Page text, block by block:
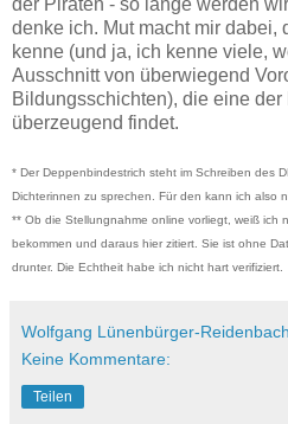
der Piraten - so lange werden
denke ich. Mut macht mir
kenne (und ja, ich kenne viele,
Ausschnitt von überwiegend
Bildungsschichten), die eine
überzeugend findet.
* Der Deppenbindestrich steht im Schreiben des
Dichterinnen zu sprechen. Für den kann ich also
** Ob die Stellungnahme online vorliegt, weiß ich
bekommen und daraus hier zitiert. Sie ist ohne
drunter. Die Echtheit habe ich nicht hart verifiziert.
Wolfgang Lünenbürger-Reidenbach
Keine Kommentare:
Teilen